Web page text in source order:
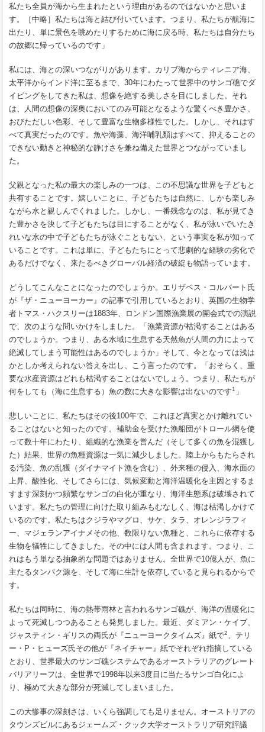
私たち全員が海から生まれたという理由があるのではないかと思いま
す。［中略］私たちは海と結び付いています。つまり、私たちが航海に
出たり、単に景色を眺めたりするために海に戻る時、私たちは自分たち
の故郷に帰っているのです」
私には、海との深いつながりがあります。カリブ海からティレニア海、
太平洋からインド洋に至るまで、30年にわたって世界中のサンゴ礁でダ
イビングをしてきた私は、想像を絶する美しさを目にしました。それ
は、人間の想像の深奥においてのみ可能となるような驚くべき豊かさ、
おびただしい色彩、そして豊富な生物多様性でした。しかし、それはす
べて真実だったのです。魚や海藻、海洋哺乳類はすべて、抑えることの
できない動きと神秘的な静けさを兼ね備えた世界とつながっていまし
た。
父親となった私の最大の楽しみの一つは、この不思議な世界を子どもと
共有することです。嬉しいことに、子どもたちは自然に、しかも楽しみ
ながら水と親しんでくれました。しかし、一番残念なのは、私が見てき
た豊かさを決して子どもたちは目にすることがなく、私が泳いでいたき
れいな水の中で子どもたちが泳ぐこともない、という事実を私が知って
いることです。これは単に、子どもたちにとって悲劇的な経験の劣化で
あるだけでなく、来たるべきグローバル経済の破綻も物語っています。
どうしてこんなことになったのでしょうか。エリザベス・コルバート氏
が『ザ・ニューヨーカー』の記事で引用しているとおり、英国の生物学
者トマス・ハクスリーは1883年、ロンドン国際漁業展の開会式での演説
で、次のような問いかけをしました。「漁業資源が枯渇することはある
のでしょうか。つまり、ある水域に生息する天然魚が人間の力によって
絶滅してしまう可能性はあるのでしょうか」そして、今となっては浅は
かとしか考えられない答えを出し、こう言ったのです。「おそらく、重
要な水産資源はどれも枯渇することはないでしょう。つまり、私たちが
何をしても（海に生息する）魚の数に大きな影響は出ないのです1 」
悲しいことに、私たちはその後100年で、これほど真実とかけ離れてい
ることはないと知ったのです。補助金を受けた漁船団がトロール網を使
って数十年にわたり、組織的な漁業を営んだ（そして多くの魚を混獲し
た）結果、世界の魚種資源は一気に減少しました。陸上からもたらされ
る汚染、魚の乱獲（ダイナマイト漁を含む）、外来種の侵入、海水面の
上昇、酸性化、そしてさらには、気候変動と海洋温暖化を主因とするま
すます深刻かつ頻繁なサンゴの白化が重なり、海洋生態系は破壊されて
います。私たちの管理に向けた取り組みもむなしく、海は枯渇しかけて
いるのです。私たちはクジラやマグロ、サケ、タラ、オレンジラフィ
ー、マジェランアイナメその他、数限りない魚種と、これらに依存する
生物を犠牲にしてきました。その中には人間も含まれます。つまり、こ
れはもう単なる抽象的な問題ではありません。全世界で10億人が、魚に
主たるタンパク源を、そして海に生計を依存していると見られるからで
す。
私たちは同時に、海の熱帯雨林と言われるサンゴ礁が、海洋の温暖化に
よって死滅しつつあることも発見しました。最近、ダミアン・ケイブ、
ジャスティン・ギリスの両氏が『ニューヨークタイムズ』紙で2
、テリ
ー・P・ヒューズ氏その他が『ネイチャー』紙でそれぞれ指摘している
とおり、世界最大のサンゴ礁システムであるオーストラリアのグレート
バリアリーフは、全世界で1998年以来3度目に当たるサンゴ白化によ
り、極めて大きな部分が死滅してしまいました。
この大惨事の深刻さは、いくら強調しても足りません。オーストリアの
タウンズビルにあるジェームズ・クック大学オーストラリア研究評議